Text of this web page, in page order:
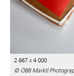
2 667 x 4 000
© ÖBB Marktl